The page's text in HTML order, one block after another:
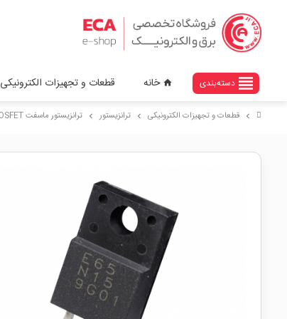
view_headline دسته‌بندی home خانه قطعات و تجهیزات الکترونیکی
chevron_right قطعات و تجهیزات الکترونیکی chevron_right ترانزیستور chevron_right ترانزیستور ماسفت MOSFET